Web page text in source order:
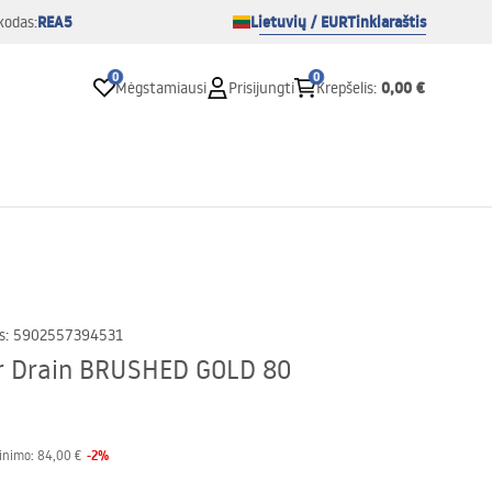
REA5 Lietuvių / EURTinklaraštis
0
Mėgstamiausi Prisijungti
0
Krepšelis: 0,00 €
: 5902557394531
BRUSHED GOLD 80
84,00 € -2%